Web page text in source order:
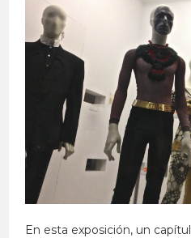
En esta exposición, un